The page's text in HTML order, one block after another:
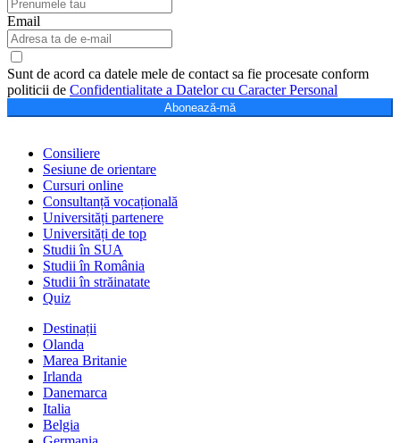
Email
Sunt de acord ca datele mele de contact sa fie procesate conform
politicii de Confidentialitate a Datelor cu Caracter Personal
Abonează-mă
Consiliere
Sesiune de orientare
Cursuri online
Consultanță vocațională
Universități partenere
Universități de top
Studii în SUA
Studii în România
Studii în străinatate
Quiz
Destinații
Olanda
Marea Britanie
Irlanda
Danemarca
Italia
Belgia